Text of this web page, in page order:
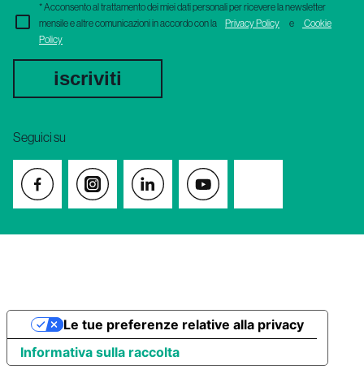
Seguici su
* Acconsento al trattamento dei miei dati personali per ricevere la newsletter
mensile e altre comunicazioni in accordo con la
Privacy Policy e
Cookie
Policy
iscriviti
Informativa sulla raccolta
Le tue preferenze relative alla privacy